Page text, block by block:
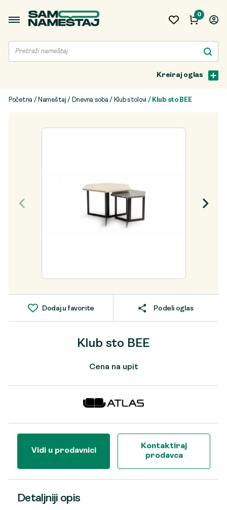
0
Kreiraj oglas
Početna / Nameštaj / Dnevna soba / Klub stolovi / Klub sto BEE
Dodaj u favorite Podeli oglas
Klub sto BEE
Cena na upit
Vidi u prodavnici
Kontaktiraj
prodavca
Detaljniji opis